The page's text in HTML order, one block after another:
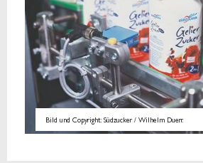
Bild und Copyright: Südzucker / Wilhelm Duerr.